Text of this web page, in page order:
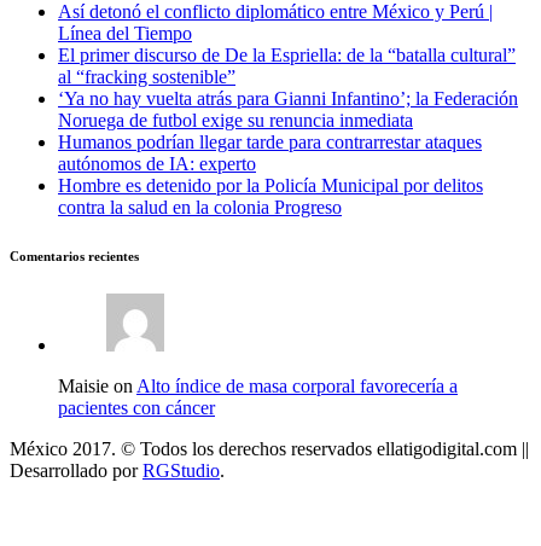
Así detonó el conflicto diplomático entre México y Perú |
Línea del Tiempo
El primer discurso de De la Espriella: de la “batalla cultural”
al “fracking sostenible”
‘Ya no hay vuelta atrás para Gianni Infantino’; la Federación
Noruega de futbol exige su renuncia inmediata
Humanos podrían llegar tarde para contrarrestar ataques
autónomos de IA: experto
Hombre es detenido por la Policía Municipal por delitos
contra la salud en la colonia Progreso
Comentarios recientes
Maisie on Alto índice de masa corporal favorecería a
pacientes con cáncer
México 2017. © Todos los derechos reservados ellatigodigital.com ||
Desarrollado porRGStudio.